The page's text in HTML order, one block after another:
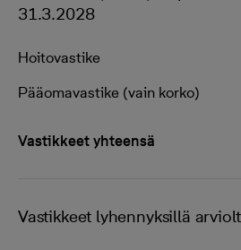
31.3.2028
Hoitovastike
Pääomavastike (vain korko)
Vastikkeet yhteensä
Vastikkeet lyhennyksillä